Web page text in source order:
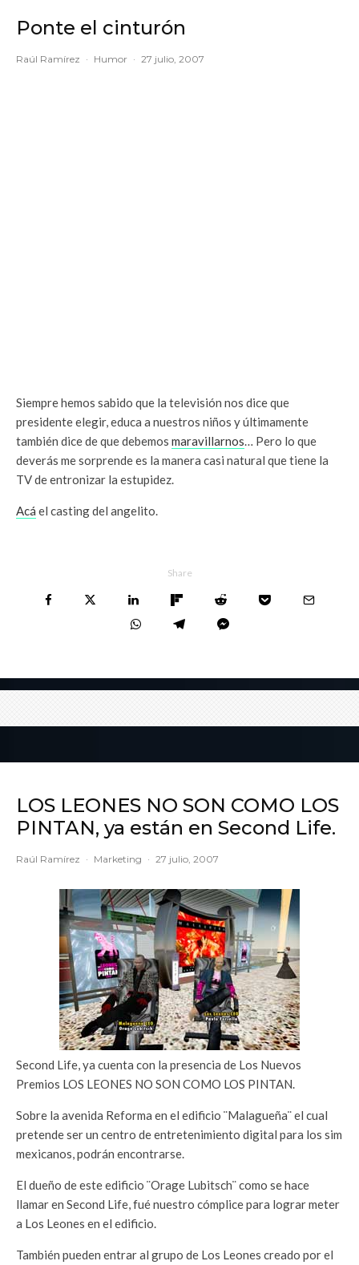
Ponte el cinturón
Raúl Ramírez · Humor · 27 julio, 2007
Siempre hemos sabido que la televisión nos dice que
presidente elegir, educa a nuestros niños y últimamente
también dice de que debemos maravillarnos… Pero lo que
deverás me sorprende es la manera casi natural que tiene la
TV de entronizar la estupidez.
Acá el casting del angelito.
Share
LOS LEONES NO SON COMO LOS
PINTAN, ya están en Second Life.
Raúl Ramírez · Marketing · 27 julio, 2007
Second Life, ya cuenta con la presencia de Los Nuevos
Premios LOS LEONES NO SON COMO LOS PINTAN.
Sobre la avenida Reforma en el edificio ¨Malagueña¨ el cual
pretende ser un centro de entretenimiento digital para los sim
mexicanos, podrán encontrarse.
El dueño de este edificio ¨Orage Lubitsch¨ como se hace
llamar en Second Life, fué nuestro cómplice para lograr meter
a Los Leones en el edificio.
También pueden entrar al grupo de Los Leones creado por el